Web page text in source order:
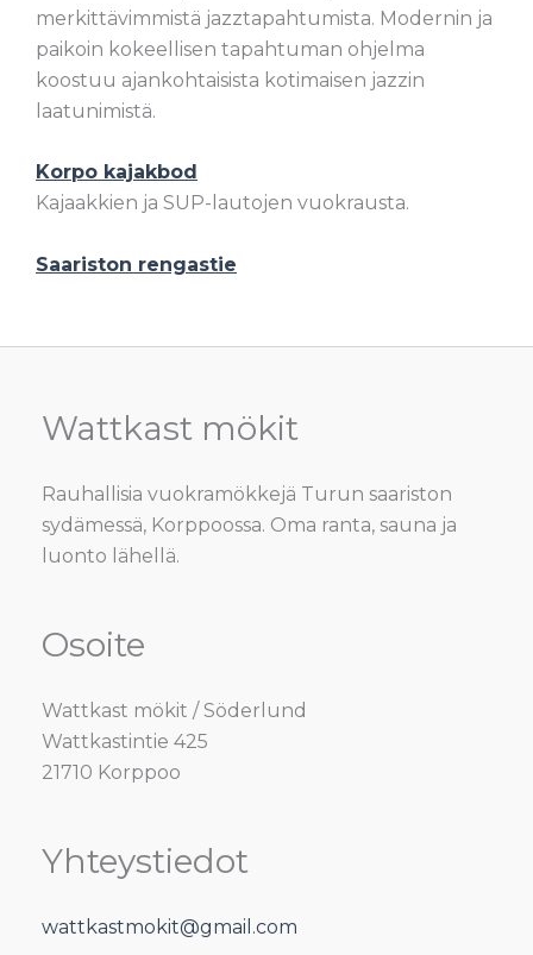
merkittävimmistä jazztapahtumista. Modernin ja
paikoin kokeellisen tapahtuman ohjelma
koostuu ajankohtaisista kotimaisen jazzin
laatunimistä.
Korpo kajakbod
Kajaakkien ja SUP-lautojen vuokrausta.
Saariston rengastie
Wattkast mökit
Rauhallisia vuokramökkejä Turun saariston
sydämessä, Korppoossa. Oma ranta, sauna ja
luonto lähellä.
Osoite
Wattkast mökit / Söderlund
Wattkastintie 425
21710 Korppoo
Yhteystiedot
wattkastmokit@gmail.com